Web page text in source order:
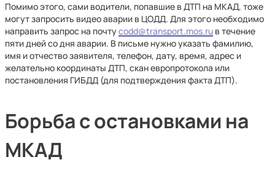
Помимо этого, сами водители, попавшие в ДТП на МКАД, тоже
могут запросить видео аварии в ЦОДД. Для этого необходимо
направить запрос на почтуcodd@transport.mos.ru в течение
пяти дней со дня аварии. В письме нужно указать фамилию,
имя и отчество заявителя, телефон, дату, время, адрес и
желательно координаты ДТП, скан европротокола или
постановления ГИБДД (для подтверждения факта ДТП).
Борьба с остановками на
МКАД